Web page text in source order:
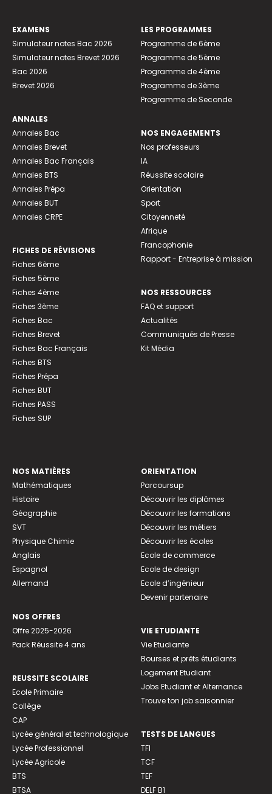
EXAMENS
Simulateur notes Bac 2026
Simulateur notes Brevet 2026
Bac 2026
Brevet 2026
ANNALES
Annales Bac
Annales Brevet
Annales Bac Français
Annales BTS
Annales Prépa
Annales BUT
Annales CRPE
FICHES DE RÉVISIONS
Fiches 6ème
Fiches 5ème
Fiches 4ème
Fiches 3ème
Fiches Bac
Fiches Brevet
Fiches Bac Français
Fiches BTS
Fiches Prépa
Fiches BUT
Fiches PASS
Fiches SUP
LES PROGRAMMES
Programme de 6ème
Programme de 5ème
Programme de 4ème
Programme de 3ème
Programme de Seconde
NOS ENGAGEMENTS
Nos professeurs
IA
Réussite scolaire
Orientation
Sport
Citoyenneté
Afrique
Francophonie
Rapport - Entreprise à mission
NOS RESSOURCES
FAQ et support
Actualités
Communiqués de Presse
Kit Média
NOS MATIÈRES
Mathématiques
Histoire
Géographie
SVT
Physique Chimie
Anglais
Espagnol
Allemand
NOS OFFRES
Offre 2025-2026
Pack Réussite 4 ans
REUSSITE SCOLAIRE
Ecole Primaire
Collège
CAP
Lycée général et technologique
Lycée Professionnel
Lycée Agricole
BTS
BTSA
ORIENTATION
Parcoursup
Découvrir les diplômes
Découvrir les formations
Découvrir les métiers
Découvrir les écoles
Ecole de commerce
Ecole de design
Ecole d’ingénieur
Devenir partenaire
VIE ETUDIANTE
Vie Etudiante
Bourses et prêts étudiants
Logement Etudiant
Jobs Etudiant et Alternance
Trouve ton job saisonnier
TESTS DE LANGUES
TFI
TCF
TEF
DELF B1